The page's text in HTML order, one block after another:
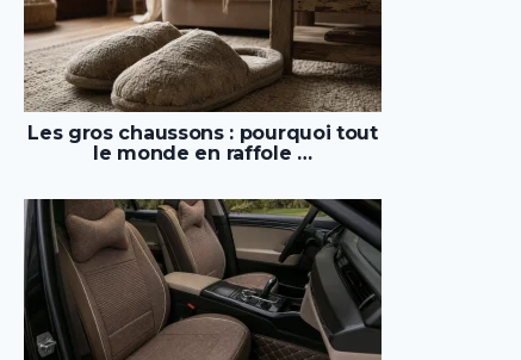
Les gros chaussons : pourquoi tout
le monde en raffole …